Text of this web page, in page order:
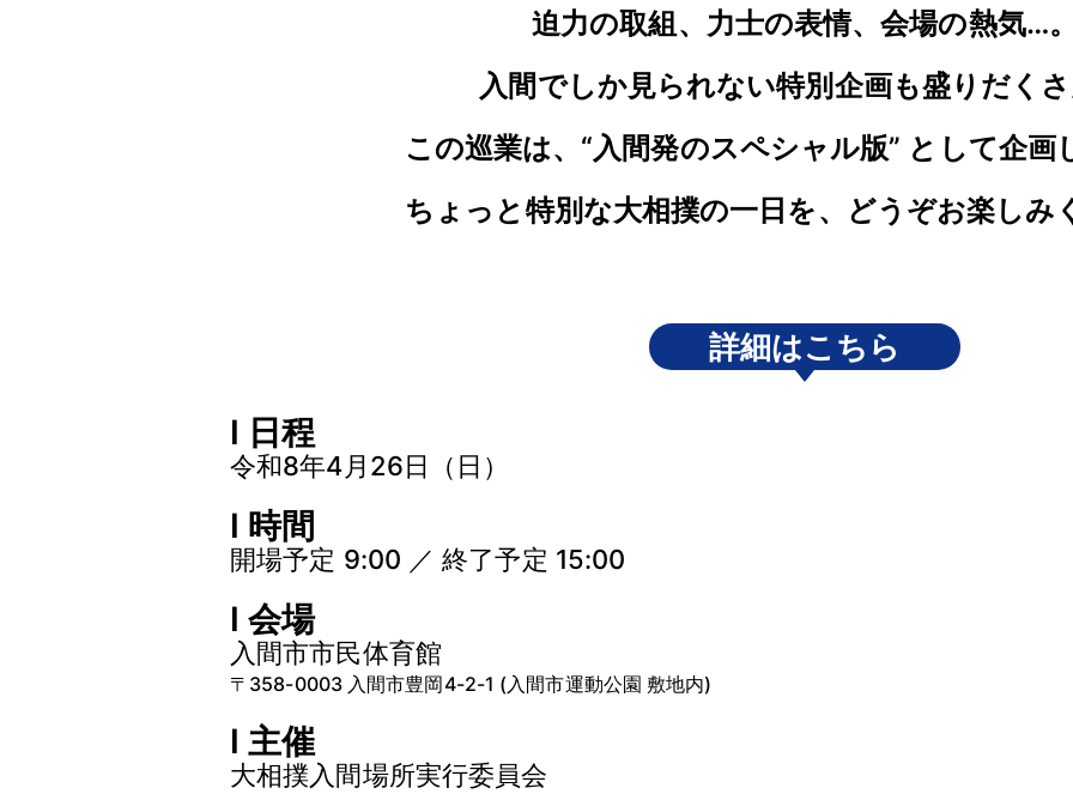
迫力の取組、力士の表情、会場の熱気…
入間でしか見られない特別企画も盛りだく
この巡業は、“入間発のスペシャル版” として企画
ちょっと特別な大相撲の一日を、どうぞお楽しみ
詳細はこちら
I 日程
令和8年4月26日（日）
I 時間
開場予定 9:00 ／ 終了予定 15:00
I 会場
入間市市民体育館
〒358-0003 入間市豊岡4-2-1 (入間市運動公園 敷地内)
I 主催
大相撲入間場所実行委員会